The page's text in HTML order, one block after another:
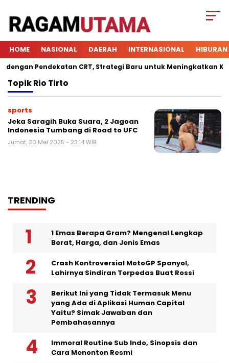
HOME NASIONAL DAERAH INTERNASIONAL HIBURAN
Pendekatan CRT, Strategi Baru untuk Meningkatkan
TopikRio Tirto
sports
Jeka Saragih Buka Suara, 2 Jagoan
Indonesia Tumbang di Road to UFC
Jumat, 30 Mei 2025 - 23:14 WIB
TRENDING
1 Emas Berapa Gram? Mengenal Lengkap
Berat, Harga, dan Jenis Emas
Crash Kontroversial MotoGP Spanyol,
Lahirnya Sindiran Terpedas Buat Rossi
Berikut Ini yang Tidak Termasuk Menu
yang Ada di Aplikasi Human Capital
Yaitu? Simak Jawaban dan
Pembahasannya
Immoral Routine Sub Indo, Sinopsis dan
Cara Menonton Resmi